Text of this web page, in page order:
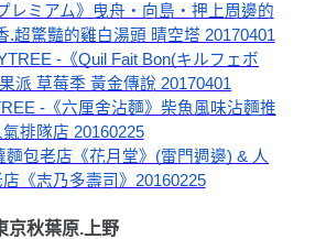
レミアム》曳舟・向島・押上周邊的
.超驚豔的雞白湯頭 晴空塔 20170401
-《Quil Fait Bon(キルフェボ
派 草莓季 黃金傳說 20170401
-《六厘舍沾麵》柴魚風味沾麵推
氣排隊店 20160225
包老店《花月堂》(雷門週邊) & 人
《志乃多壽司》20160225
京秋葉原.上野